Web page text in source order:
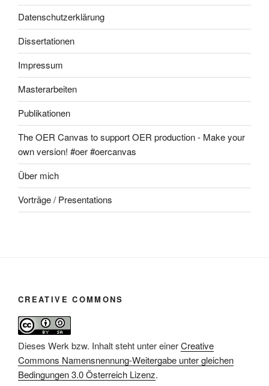
Datenschutzerklärung
Dissertationen
Impressum
Masterarbeiten
Publikationen
The OER Canvas to support OER production - Make your
own version! #oer #oercanvas
Über mich
Vorträge / Presentations
CREATIVE COMMONS
Dieses Werk bzw. Inhalt steht unter einerCreative
Commons Namensnennung-Weitergabe unter gleichen
Bedingungen 3.0 Österreich Lizenz.